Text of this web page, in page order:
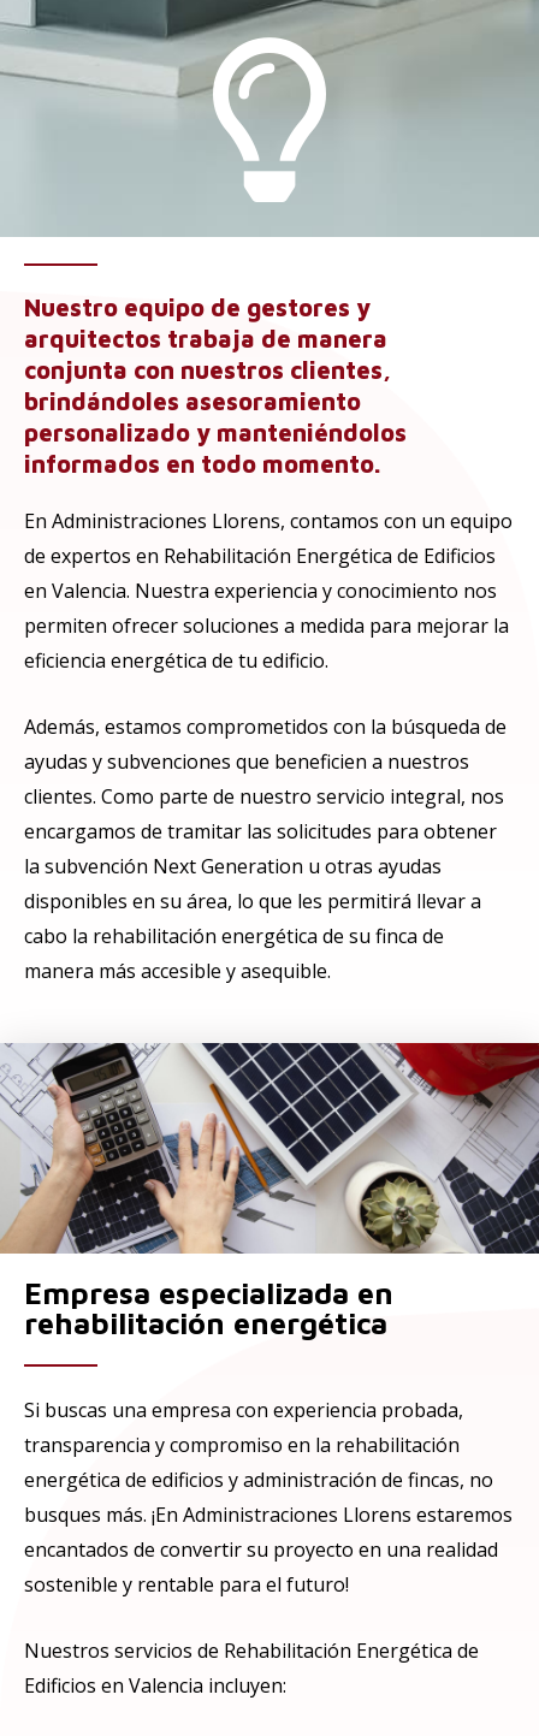
Nuestro equipo de gestores y
arquitectos trabaja de manera
conjunta con nuestros clientes,
brindándoles asesoramiento
personalizado y manteniéndolos
informados en todo momento.
En Administraciones Llorens, contamos con un equipo
de expertos en Rehabilitación Energética de Edificios
en Valencia. Nuestra experiencia y conocimiento nos
permiten ofrecer soluciones a medida para mejorar la
eficiencia energética de tu edificio.
Además, estamos comprometidos con la búsqueda de
ayudas y subvenciones que beneficien a nuestros
clientes. Como parte de nuestro servicio integral, nos
encargamos de tramitar las solicitudes para obtener
la subvención Next Generation u otras ayudas
disponibles en su área, lo que les permitirá llevar a
cabo la rehabilitación energética de su finca de
manera más accesible y asequible.
Empresa especializada en
rehabilitación energética
Si buscas una empresa con experiencia probada,
transparencia y compromiso en la rehabilitación
energética de edificios y administración de fincas, no
busques más. ¡En Administraciones Llorens estaremos
encantados de convertir su proyecto en una realidad
sostenible y rentable para el futuro!
Nuestros servicios de Rehabilitación Energética de
Edificios en Valencia incluyen: